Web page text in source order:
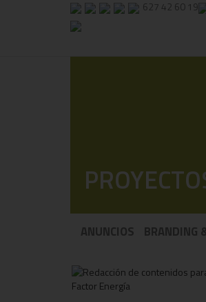
627 42 60 19
ANUNCIOS BRANDING